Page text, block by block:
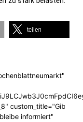
teilen
custom_title="Gib
informiert"